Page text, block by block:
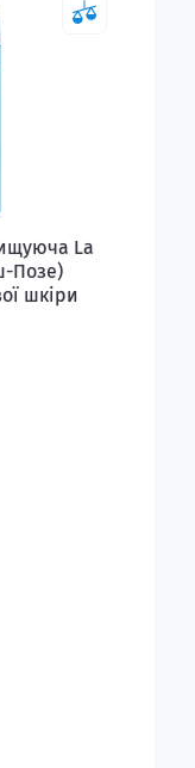
La
Позе)
шкіри